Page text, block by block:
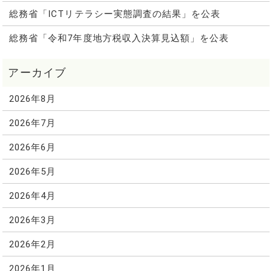
総務省「ICTリテラシー実態調査の結果」を公表
総務省「令和7年度地方税収入決算見込額」を公表
2026年8月
2026年7月
2026年6月
2026年5月
2026年4月
2026年3月
2026年2月
2026年1月